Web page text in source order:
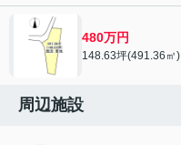
480万円
148.63坪(491.36㎡)
周辺施設